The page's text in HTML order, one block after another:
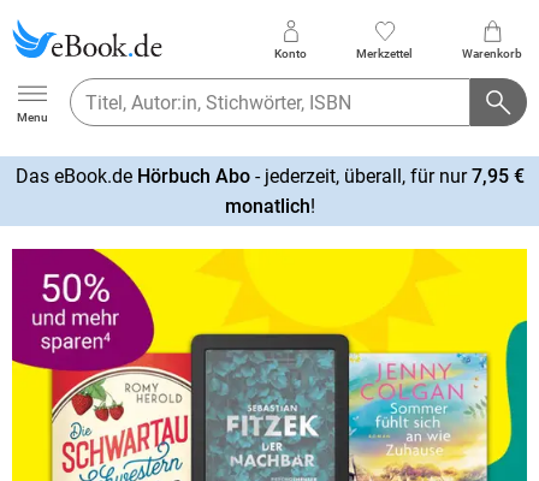
Ebook.de
Menu
Konto Merkzettel Warenkorb
Das eBook.de Hörbuch Abo- jederzeit, überall, für nur7,95 €
monatlich!